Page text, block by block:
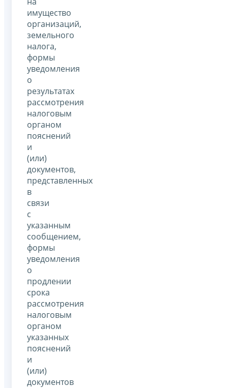
имущество
организаций,
земельного
налога,
формы
уведомления
о
результатах
рассмотрения
налоговым
органом
пояснений
и
(или)
документов,
представленных
в
связи
с
указанным
сообщением,
формы
уведомления
о
продлении
срока
рассмотрения
налоговым
органом
указанных
пояснений
и
(или)
документов